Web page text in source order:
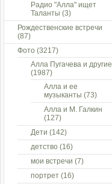
Радио "Алла" ищет
Таланты (3)
Рождественские встречи
(87)
Фото (3217)
Алла Пугачева и другие
(1987)
Алла и ее
музыканты (73)
Алла и М. Галкин
(127)
Дети (142)
детство (16)
мои встречи (7)
портрет (16)